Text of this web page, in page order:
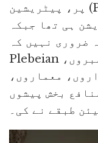
پر، پیٹریشین (Patricians) اشرافیہ تھے۔ جو
ہی تھا جبکہ
ضروری نہیں کہ
Plebeian غریب ہی تھے ۔ کسانوں، پلمبروں،
معماروں،
بخش پیشوں
طبقے نے کی۔